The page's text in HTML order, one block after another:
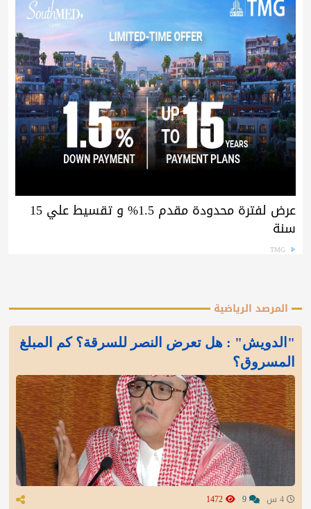
عرض لفترة محدودة مقدم 1.5% و تقسيط علي 15
سنة
TMG
المرصد الرياضية
"الدويش" : هل تعرض النصر للسرقة؟ كم المبلغ
المسروق؟